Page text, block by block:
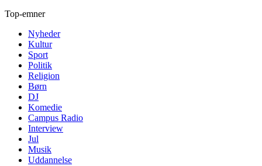
Top-emner
Nyheder
Kultur
Sport
Politik
Religion
Børn
DJ
Komedie
Campus Radio
Interview
Jul
Musik
Uddannelse